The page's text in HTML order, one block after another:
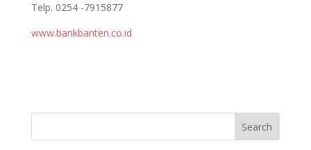
Telp. 0254 -7915877
www.bankbanten.co.id